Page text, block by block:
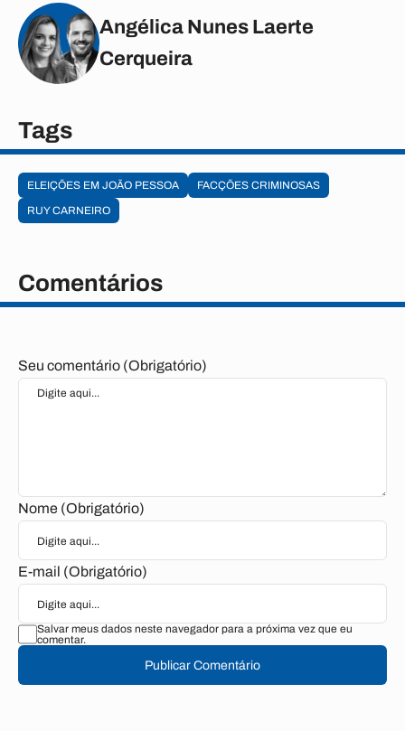
Angélica Nunes Laerte
Cerqueira
Tags
ELEIÇÕES EM JOÃO PESSOA
FACÇÕES CRIMINOSAS
RUY CARNEIRO
Comentários
Seu comentário (Obrigatório)
Nome (Obrigatório)
E-mail (Obrigatório)
Salvar meus dados neste navegador para a próxima vez que eu
comentar.
Publicar Comentário